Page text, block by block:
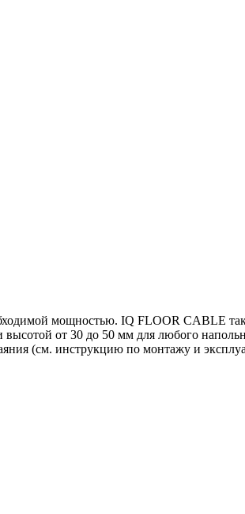
мощностью. IQ FLOOR CABLE
от 30 до 50 мм для любого
(см. инструкцию по монтажу и